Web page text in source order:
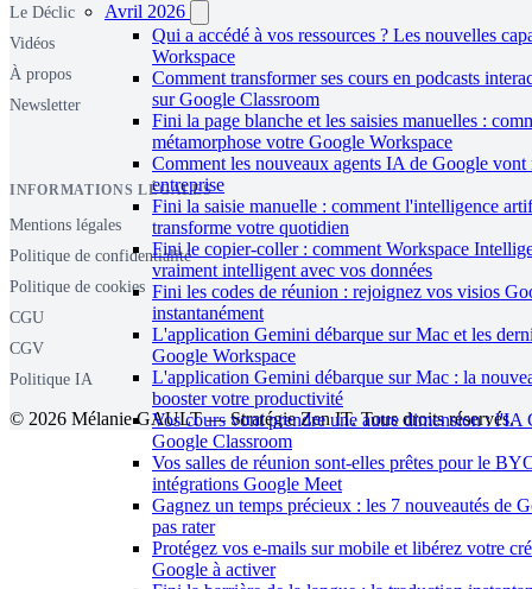
Avril 2026
Qui a accédé à vos ressources ? Les nouvelles
Workspace
Comment transformer ses cours en podcasts
sur Google Classroom
Fini la page blanche et les saisies manuelles :
métamorphose votre Google Workspace
Comment les nouveaux agents IA de Google
entreprise
Fini la saisie manuelle : comment l'intelligence
transforme votre quotidien
Fini le copier-coller : comment Workspace
vraiment intelligent avec vos données
Fini les codes de réunion : rejoignez vos visios
instantanément
L'application Gemini débarque sur Mac et les
Google Workspace
L'application Gemini débarque sur Mac : la
booster votre productivité
Vos cours vont prendre une autre dimension : l'IA
Google Classroom
Vos salles de réunion sont-elles prêtes pour le
intégrations Google Meet
Gagnez un temps précieux : les 7 nouveautés de
pas rater
Protégez vos e-mails sur mobile et libérez votre
Google à activer
Le Déclic
Vidéos
À propos
Newsletter
INFORMATIONS LÉGALES
Mentions légales
Politique de confidentialité
Politique de cookies
CGU
CGV
Politique IA
© 2026 Mélanie GAULT — Stratégie Zen IT. Tous droits réservés.